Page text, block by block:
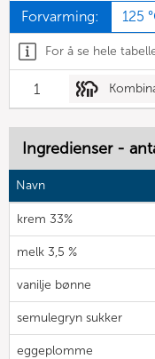
Forvarming: 125
For å se hele
1
Ingredienser -
Navn
krem 33%
melk 3,5 %
vanilje bønne
semulegryn sukker
eggeplomme